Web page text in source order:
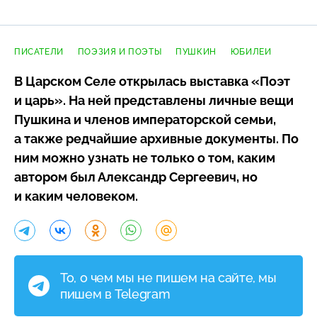
ПИСАТЕЛИ ПОЭЗИЯ И ПОЭТЫ ПУШКИН ЮБИЛЕИ
В Царском Селе открылась выставка «Поэт
и царь». На ней представлены личные вещи
Пушкина и членов императорской семьи,
а также редчайшие архивные документы. По
ним можно узнать не только о том, каким
автором был Александр Сергеевич, но
и каким человеком.
То, о чем мы не пишем на сайте, мы
пишем в Telegram